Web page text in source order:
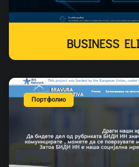
BUSINESS
Портфолио